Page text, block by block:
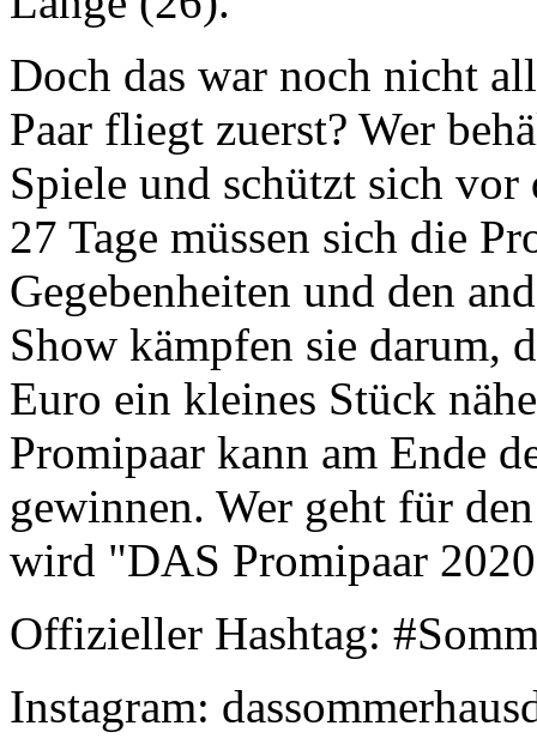
Doch das war noch nicht
Paar fliegt zuerst? Wer
Spiele und schützt sich
27 Tage müssen sich die
Gegebenheiten und den
Show kämpfen sie darum,
Euro ein kleines Stück
Promipaar kann am Ende
gewinnen. Wer geht für
wird "DAS Promipaar
Offizieller Hashtag:
Instagram: